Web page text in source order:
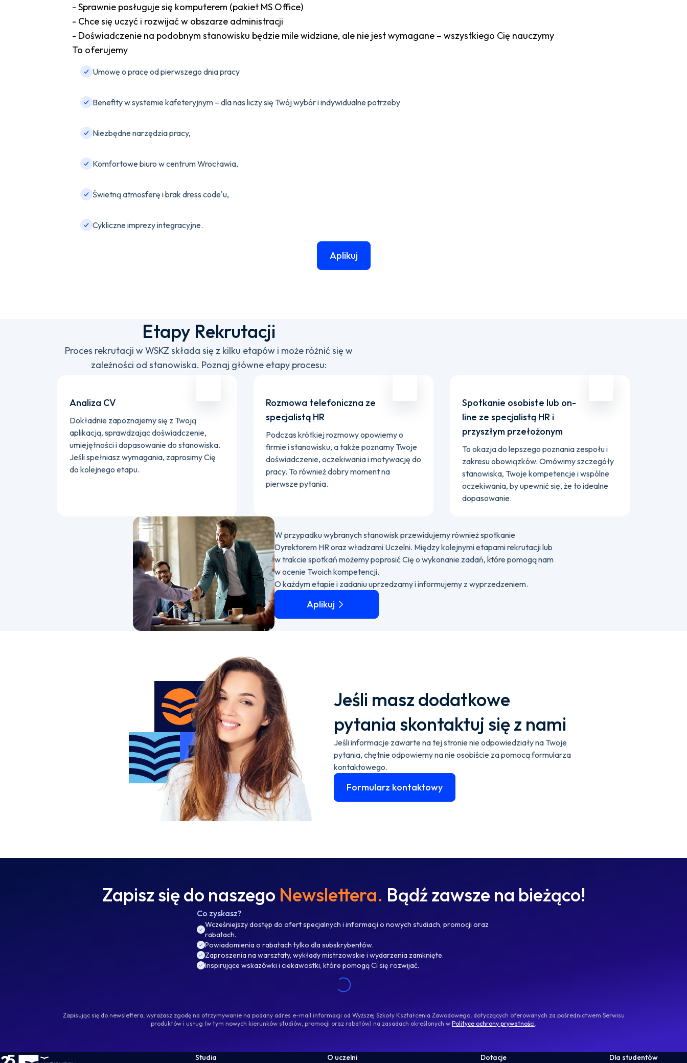
- Sprawnie posługuje się komputerem (pakiet MS Office)
- Chce się uczyć i rozwijać w obszarze administracji
- Doświadczenie na podobnym stanowisku będzie mile widziane, ale nie jest wymagane – wszystkiego Cię nauczymy
To oferujemy
Umowę o pracę od pierwszego dnia pracy
Benefity w systemie kafeteryjnym – dla nas liczy się Twój wybór i indywidualne potrzeby
Niezbędne narzędzia pracy,
Komfortowe biuro w centrum Wrocławia,
Świetną atmosferę i brak dress code'u,
Cykliczne imprezy integracyjne.
Aplikuj
Etapy Rekrutacji
Proces rekrutacji w WSKZ składa się z kilku etapów i może różnić się w
zależności od stanowiska. Poznaj główne etapy procesu:
Analiza CV
Dokładnie zapoznajemy się z Twoją
aplikacją, sprawdzając doświadczenie,
umiejętności i dopasowanie do stanowiska.
Jeśli spełniasz wymagania, zaprosimy Cię
do kolejnego etapu.
Rozmowa telefoniczna ze
specjalistą HR
Podczas krótkiej rozmowy opowiemy o
firmie i stanowisku, a także poznamy Twoje
doświadczenie, oczekiwania i motywację do
pracy. To również dobry moment na
pierwsze pytania.
Spotkanie osobiste lub on-
line ze specjalistą HR i
przyszłym przełożonym
To okazja do lepszego poznania zespołu i
zakresu obowiązków. Omówimy szczegóły
stanowiska, Twoje kompetencje i wspólne
oczekiwania, by upewnić się, że to idealne
dopasowanie.
W przypadku wybranych stanowisk przewidujemy również spotkanie
Dyrektorem HR oraz władzami Uczelni. Między kolejnymi etapami rekrutacji lub
w trakcie spotkań możemy poprosić Cię o wykonanie zadań, które pomogą nam
w ocenie Twoich kompetencji.
O każdym etapie i zadaniu uprzedzamy i informujemy z wyprzedzeniem.
Aplikuj
Jeśli masz dodatkowe
pytania skontaktuj się z nami
Jeśli informacje zawarte na tej stronie nie odpowiedziały na Twoje
pytania, chętnie odpowiemy na nie osobiście za pomocą formularza
kontaktowego.
Formularz kontaktowy
Zapisz się do naszego Newslettera. Bądź zawsze na bieżąco!
Co zyskasz?
Wcześniejszy dostęp do ofert specjalnych i informacji o nowych studiach, promocji oraz
rabatach.
Powiadomienia o rabatach tylko dla subskrybentów.
Zaproszenia na warsztaty, wykłady mistrzowskie i wydarzenia zamknięte.
Inspirujące wskazówki i ciekawostki, które pomogą Ci się rozwijać.
Zapisując się do newslettera, wyrażasz zgodę na otrzymywanie na podany adres e-mail informacji od Wyższej Szkoły Kształcenia Zawodowego, dotyczących oferowanych za pośrednictwem Serwisu
produktów i usług (w tym nowych kierunków studiów, promocji oraz rabatów) na zasadach określonych w Polityce ochrony prywatności
WSKZ - strona główna Studia O uczelni Dotacje Dla studentów